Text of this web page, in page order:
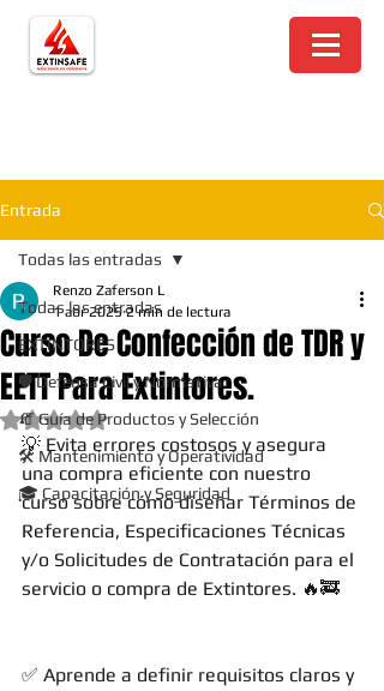
Entrada
Todas las entradas
EXTINTORES
🛡️ Defensa Civil y Normativa
🧯 Guía de Productos y Selección
🛠️ Mantenimiento y Operatividad
🎓 Capacitación y Seguridad
Todas las entradas
Curso De Confección de TDR y
EETT Para Extintores.
Renzo Zaferson L
1 abr 2025 2 min de lectura
Obtuvo NaN de 5 estrellas.
💡 Evita errores costosos y asegura
una compra eficiente con nuestro
curso sobre cómo diseñar Términos de
Referencia, Especificaciones Técnicas
y/o Solicitudes de Contratación para el
servicio o compra de Extintores. 🔥🚒
✅ Aprende a definir requisitos claros y